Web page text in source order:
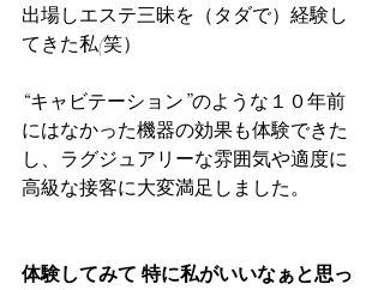
出場しエステ三昧を（タダで）経験し
てきた私(笑）
“キャビテーション”のような１０年前
にはなかった機器の効果も体験できた
し、ラグジュアリーな雰囲気や適度に
高級な接客に大変満足しました。
体験してみて 特に私がいいなぁと思っ